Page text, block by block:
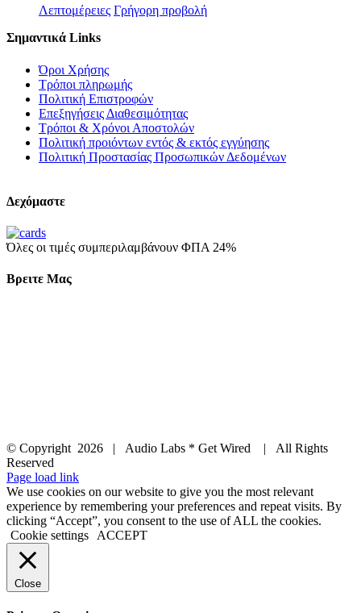
Λεπτομέρειες Γρήγορη προβολή
Σημαντικά Links
Όροι Χρήσης
Τρόποι πληρωμής
Πολιτική Επιστροφών
Επεξηγήσεις Διαθεσιμότητας
Τρόποι & Χρόνοι Αποστολών
Πολιτική προιόντων εντός & εκτός εγγύησης
Πολιτική Προστασίας Προσωπικών Δεδομένων
Δεχόμαστε
Όλες οι τιμές συμπεριλαμβάνουν ΦΠΑ 24%
Βρειτε Μας
© Copyright 2026 | Audio Labs * Get Wired | All Rights
Reserved
Facebook
Instagram
YouTube
LinkedIn
X
Page load link
We use cookies on our website to give you the most relevant
experience by remembering your preferences and repeat visits. By
clicking “Accept”, you consent to the use of ALL the cookies.
Cookie settings
ACCEPT
Close